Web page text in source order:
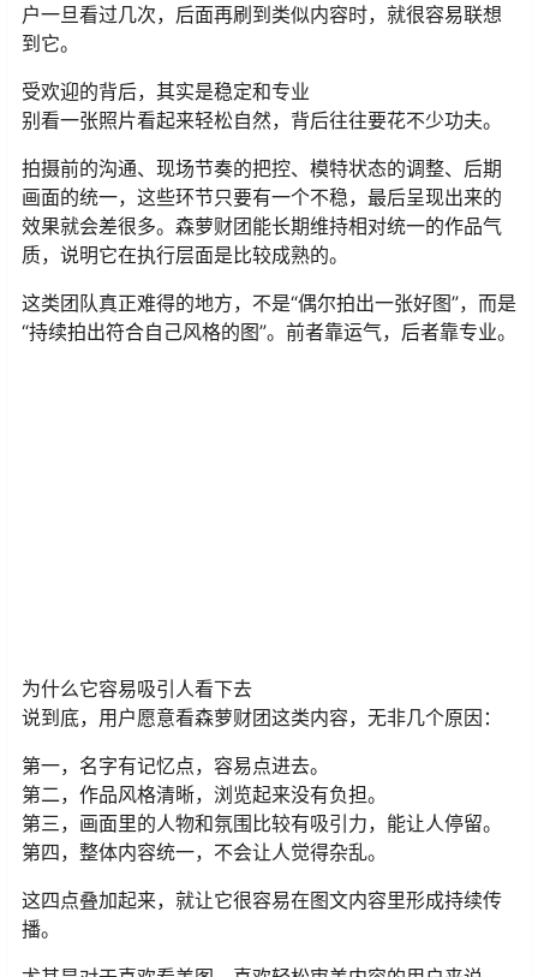
户一旦看过几次，后面再刷到类似内容时，就很容易联想
到它。
受欢迎的背后，其实是稳定和专业
别看一张照片看起来轻松自然，背后往往要花不少功夫。
拍摄前的沟通、现场节奏的把控、模特状态的调整、后期
画面的统一，这些环节只要有一个不稳，最后呈现出来的
效果就会差很多。森萝财团能长期维持相对统一的作品气
质，说明它在执行层面是比较成熟的。
这类团队真正难得的地方，不是“偶尔拍出一张好图”，而是
“持续拍出符合自己风格的图”。前者靠运气，后者靠专业。
为什么它容易吸引人看下去
说到底，用户愿意看森萝财团这类内容，无非几个原因：
第一，名字有记忆点，容易点进去。
第二，作品风格清晰，浏览起来没有负担。
第三，画面里的人物和氛围比较有吸引力，能让人停留。
第四，整体内容统一，不会让人觉得杂乱。
这四点叠加起来，就让它很容易在图文内容里形成持续传
播。